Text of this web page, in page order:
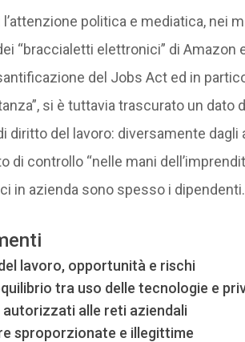
politica e mediatica, nei
“braccialetti elettronici” di Amazon
del Jobs Act ed in
si è tuttavia trascurato un dato
diritto del lavoro: diversamente dagli
di controllo “nelle mani
in azienda sono spesso i dipendenti.
lavoro, opportunità e rischi
tra uso delle tecnologie e
alle reti aziendali
sproporzionate e illegittime